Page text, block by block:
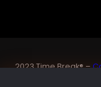
2023 Time Break® –
Sponsoriser un